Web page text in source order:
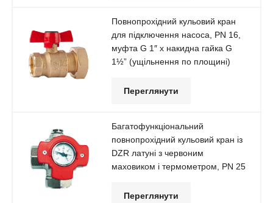
Повнопрохідний кульовий кран
для підключення насоса, РN 16,
муфта G 1″ х накидна гайка G
1½” (ущільнення по площині)
Переглянути
Багатофункціональний
повнопрохідний кульовий кран із
DZR латуні з червоним
маховиком і термометром, РN 25
Переглянути